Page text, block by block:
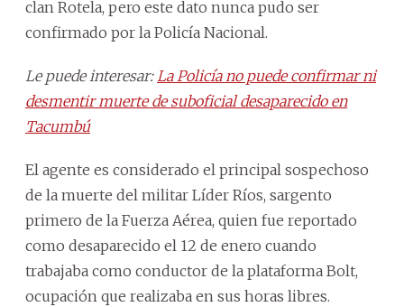
clan Rotela, pero este dato nunca pudo ser
confirmado por la Policía Nacional.
Le puede interesar:La Policía no puede confirmar ni
desmentir muerte de suboficial desaparecido en
Tacumbú
El agente es considerado el principal sospechoso
de la muerte del militar Líder Ríos, sargento
primero de la Fuerza Aérea, quien fue reportado
como desaparecido el 12 de enero cuando
trabajaba como conductor de la plataforma Bolt,
ocupación que realizaba en sus horas libres.